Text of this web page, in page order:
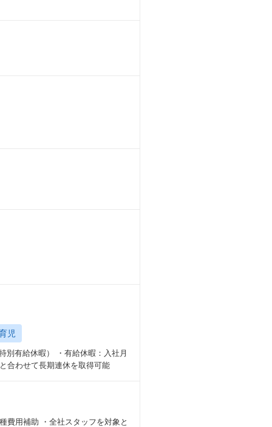
児
別有給休暇） ・有給休暇：入社月
合わせて長期連休を取得可能
費用補助 ・全社スタッフを対象と